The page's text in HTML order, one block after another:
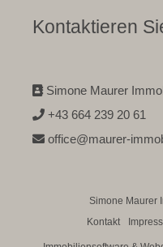
Kontaktieren
Simone Maurer
+43 664 239 20 61
office@maurer-
Simone Maurer
Kontakt